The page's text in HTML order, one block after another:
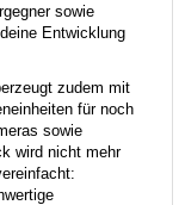
sowie
Entwicklung
zudem mit
für noch
sowie
wird nicht mehr